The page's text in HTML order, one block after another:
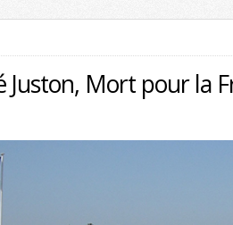
Mort pour la